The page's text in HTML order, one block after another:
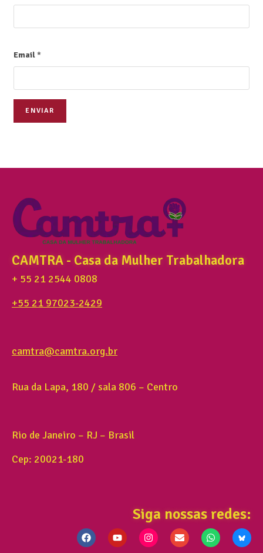
Email*
ENVIAR
CAMTRA - Casa da Mulher Trabalhadora
+ 55 21 2544 0808
+55 21 97023-2429
camtra@camtra.org.br
Rua da Lapa, 180 / sala 806 – Centro
Rio de Janeiro – RJ – Brasil
Cep: 20021-180
Siga nossas redes: